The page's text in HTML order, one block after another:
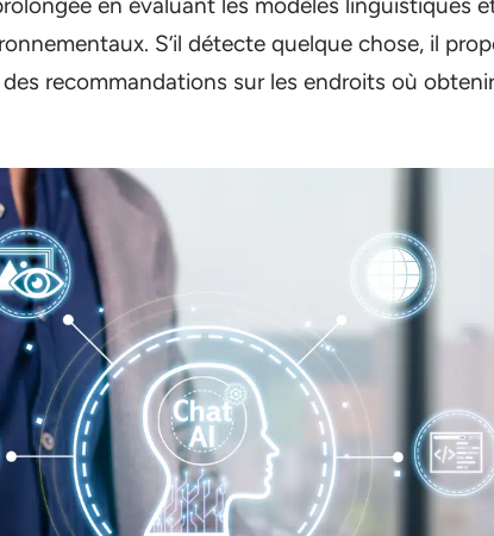
S’il détecte quelque chose, il
recommandations sur les endroits où obtenir